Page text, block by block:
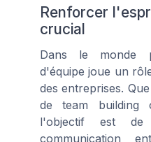
Renforcer
crucial
Dans le monde
d'équipe joue un
des entreprises.
de team building
l'objectif est de
communication